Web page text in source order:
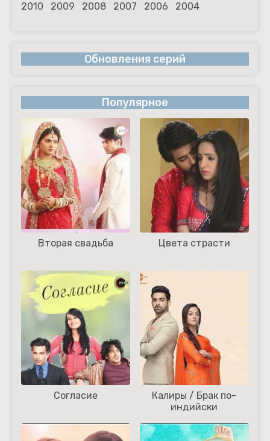
2010
2009 2008 2007 2006 2004
Обновления серий
Популярное
Вторая свадьба Цвета страсти
Согласие
Калиры / Брак по-
индийски